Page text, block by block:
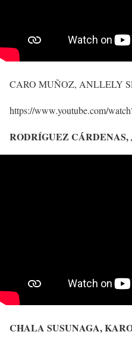
CARO MUÑOZ, ANLLELY
https://www.youtube.com/
RODRÍGUEZ CÁRDENAS,
CHALA SUSUNAGA,